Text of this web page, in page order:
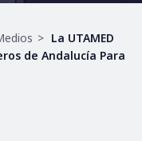
La UTAMED
de Andalucía Para